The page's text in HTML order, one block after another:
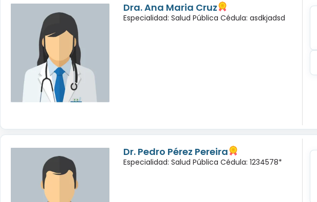
Dra. Ana Maria Cruz
Especialidad: Salud Pública Cédula: asdkjadsd
Dr. Pedro Pérez Pereira
Especialidad: Salud Pública Cédula: 1234578*